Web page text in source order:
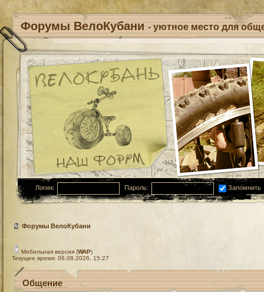
Форумы ВелоКубани - уютное место для
Логин: Пароль: Запомнить
Форумы ВелоКубани
Мобильная версия (WAP)
Текущее время: 06.08.2026, 15:27
Общение